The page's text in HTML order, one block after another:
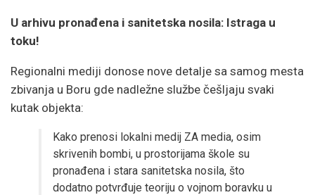
U arhivu pronađena i sanitetska nosila: Istraga u
toku!
Regionalni mediji donose nove detalje sa samog mesta
zbivanja u Boru gde nadležne službe češljaju svaki
kutak objekta:
Kako prenosi lokalni medij ZA media, osim
skrivenih bombi, u prostorijama škole su
pronađena i stara sanitetska nosila, što
dodatno potvrđuje teoriju o vojnom boravku u